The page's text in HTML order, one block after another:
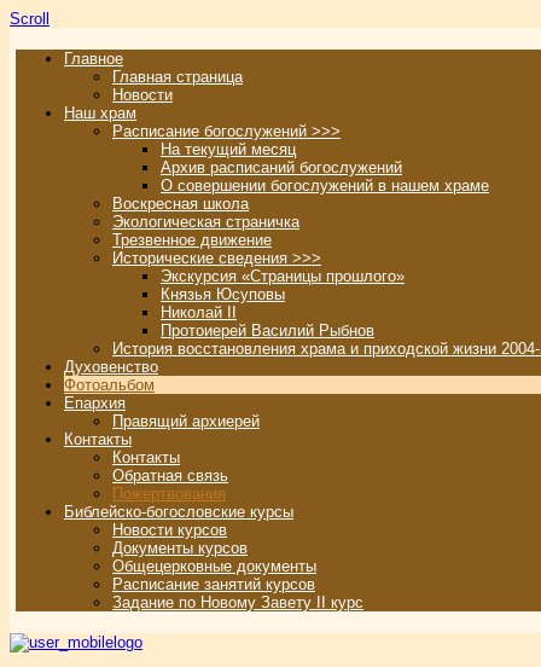
Scroll
Главное
Главная страница
Новости
Наш храм
Расписание богослужений >>>
На текущий месяц
Архив расписаний богослужений
О совершении богослужений в нашем храме
Воскресная школа
Экологическая страничка
Трезвенное движение
Исторические сведения >>>
Экскурсия «Страницы прошлого»
Князья Юсуповы
Николай II
Протоиерей Василий Рыбнов
История восстановления храма и приходской жизни
Духовенство
Фотоальбом
Епархия
Правящий архиерей
Контакты
Контакты
Обратная связь
Пожертвования
Библейско-богословские курсы
Новости курсов
Документы курсов
Общецерковные документы
Расписание занятий курсов
Задание по Новому Завету II курс